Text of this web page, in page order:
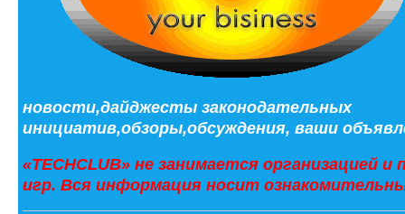
новости,дайджесты законодательных
инициатив,обзоры,обсуждения, ваши
«TECHCLUB» не занимается организацией
игр. Вся информация носит